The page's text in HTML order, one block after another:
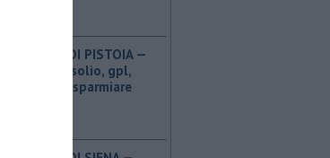
PROVINCIA DI PISTOIA — ​
Benzina, gasolio, gpl,
ecco dove risparmiare